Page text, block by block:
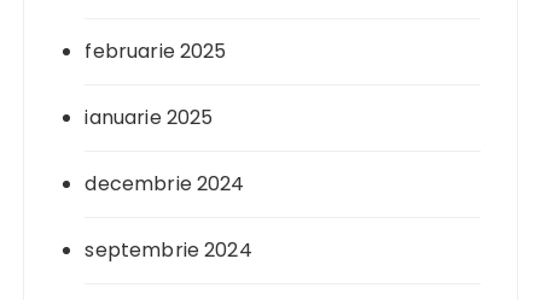
februarie 2025
ianuarie 2025
decembrie 2024
septembrie 2024